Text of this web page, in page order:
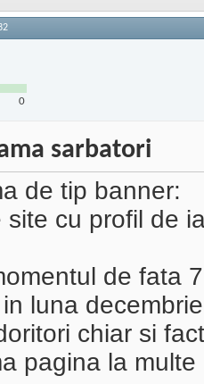
0
sarbatori
de tip banner:
site cu profil de
de fata
luna
chiar si
pagina la